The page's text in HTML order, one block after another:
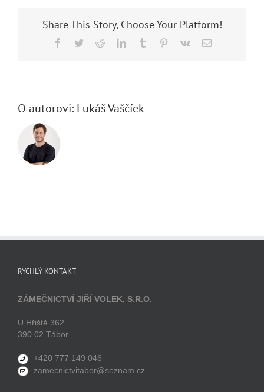
Share This Story, Choose Your Platform!
Facebook
TwitterRedditLinkedInTumblr Pinterest
Vk
E-
O autorovi: Lukáš Vaščíek
RYCHLÝ KONTAKT
ZÁMEČNICTVÍ JIŘÍ VOLEK, S.R.O.
U Hřiště 362
390 02 Tábor
+420 777 149 046
zamecnictvitabor@seznam.cz